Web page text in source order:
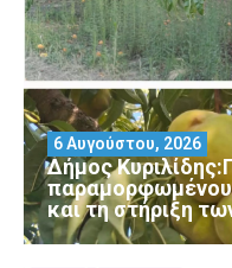
Δήμος
και τη στήριξη
6 Αυγούστου, 2026